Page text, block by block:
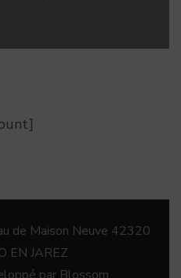
de Maison Neuve 42320
EN JAREZ